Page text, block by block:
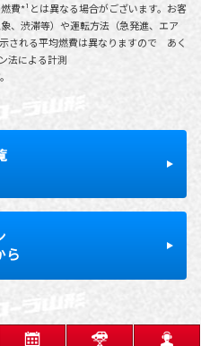
費*¹とは異なる場合がございます。お客
、渋滞等）や運転方法（急発進、エア
される平均燃費は異なりますので あく
法による計測
ら